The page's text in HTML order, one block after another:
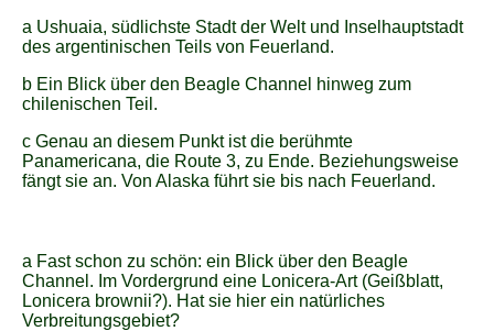
a Ushuaia, südlichste Stadt der Welt und Inselhauptstadt
des argentinischen Teils von Feuerland.
b Ein Blick über den Beagle Channel hinweg zum
chilenischen Teil.
c Genau an diesem Punkt ist die berühmte
Panamericana, die Route 3, zu Ende. Beziehungsweise
fängt sie an. Von Alaska führt sie bis nach Feuerland.
a Fast schon zu schön: ein Blick über den Beagle
Channel. Im Vordergrund eine Lonicera-Art (Geißblatt,
Lonicera brownii?). Hat sie hier ein natürliches
Verbreitungsgebiet?